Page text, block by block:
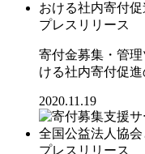
プレスリリース
寄付金募集・管
ける社内寄付促
2020.11.19
プレスリリース